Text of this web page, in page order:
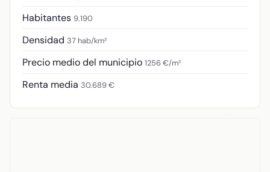
Habitantes 9.190
Densidad 37 hab/km²
Precio medio del municipio 1256 €/m²
Renta media 30.689 €